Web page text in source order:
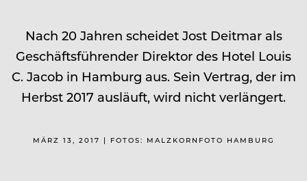
Nach 20 Jahren scheidet Jost Deitmar als
Geschäftsführender Direktor des Hotel Louis
C. Jacob in Hamburg aus. Sein Vertrag, der im
Herbst 2017 ausläuft, wird nicht verlängert.
MÄRZ 13, 2017 | FOTOS: MALZKORNFOTO HAMBURG